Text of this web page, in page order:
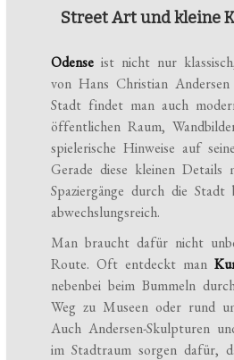
Street Art und kleine
Odense ist nicht nur
von Hans Christian
Stadt findet man auch
öffentlichen Raum,
spielerische Hinweise auf
Gerade diese kleinen Details
Spaziergänge durch die Stadt
abwechslungsreich.
Man braucht dafür nicht
Route. Oft entdeckt man
nebenbei beim Bummeln
Weg zu Museen oder rund
Auch Andersen-Skulpturen
im Stadtraum sorgen dafür,